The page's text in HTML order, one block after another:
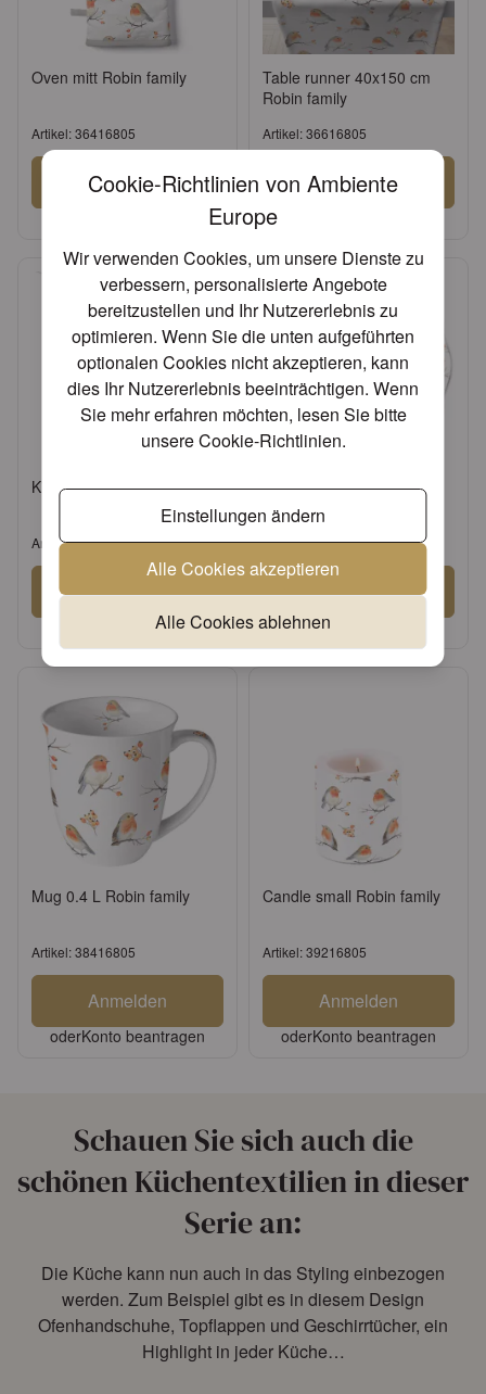
Cookie-Richtlinien von Ambiente
Europe
Wir verwenden Cookies, um unsere Dienste zu
verbessern, personalisierte Angebote
bereitzustellen und Ihr Nutzererlebnis zu
optimieren. Wenn Sie die unten aufgeführten
optionalen Cookies nicht akzeptieren, kann
dies Ihr Nutzererlebnis beeinträchtigen. Wenn
Sie mehr erfahren möchten, lesen Sie bitte
unsereCookie-Richtlinien.
Einstellungen ändern
Alle Cookies akzeptieren
Alle Cookies ablehnen
Oven mitt Robin family
Artikel: 36416805
Anmelden
Table runner 40x150 cm
Robin family
Artikel: 36616805
Anmelden
Kitchen towel Robin family
Artikel: 37816805
Anmelden
Konto beantragen
Tray melamine 13x21 cm
Robin family
Artikel: 33716805
Anmelden
oderKonto beantragen
Mug 0.4 L Robin family
Artikel: 38416805
Anmelden
oderKonto beantragen
Candle small Robin family
Artikel: 39216805
Anmelden
oderKonto beantragen
Schauen Sie sich auch die
schönen Küchentextilien in dieser
Serie an:
Die Küche kann nun auch in das Styling einbezogen
werden. Zum Beispiel gibt es in diesem Design
Ofenhandschuhe, Topflappen und Geschirrtücher, ein
Highlight in jeder Küche…